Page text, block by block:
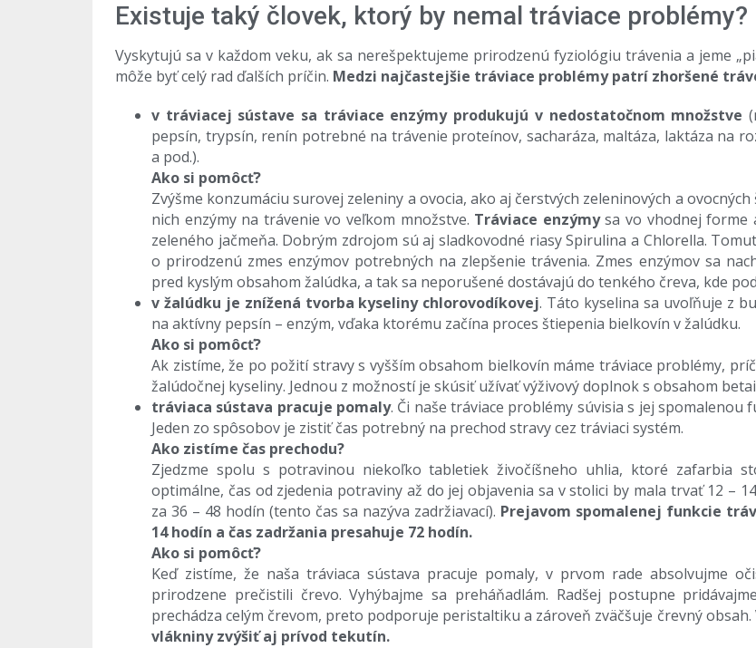
Existuje taký človek, ktorý by nemal tráviace problémy?
Vyskytujú sa v každom veku, ak sa nerešpektujeme prirodzenú fyziológiu trávenia a jeme
môže byť celý rad ďalších príčin. Medzi najčastejšie tráviace problémy patrí zhoršené
v tráviacej sústave sa tráviace enzýmy produkujú v nedostatočnom množstve
pepsín, trypsín, renín potrebné na trávenie proteínov, sacharáza, maltáza, laktáza na
a pod.).
Ako si pomôcť?
Zvýšme konzumáciu surovej zeleniny a ovocia, ako aj čerstvých zeleninových a
nich enzýmy na trávenie vo veľkom množstve. Tráviace enzýmysa vo vhodnej forme
zeleného jačmeňa. Dobrým zdrojom sú aj sladkovodné riasy Spirulina a Chlorella.
o prirodzenú zmes enzýmov potrebných na zlepšenie trávenia. Zmes enzýmov sa
pred kyslým obsahom žalúdka, a tak sa neporušené dostávajú do tenkého čreva, kde
v žalúdku je znížená tvorba kyseliny chlorovodíkovej. Táto kyselina sa uvoľňuje z
na aktívny pepsín – enzým, vďaka ktorému začína proces štiepenia bielkovín v žalúdku.
Ako si pomôcť?
Ak zistíme, že po požití stravy s vyšším obsahom bielkovín máme tráviace problémy,
žalúdočnej kyseliny. Jednou z možností je skúsiť užívať výživový doplnok s obsahom
tráviaca sústava pracuje pomaly. Či naše tráviace problémy súvisia s jej
Jeden zo spôsobov je zistiť čas potrebný na prechod stravy cez tráviaci systém.
Ako zistíme čas prechodu?
Zjedzme spolu s potravinou niekoľko tabletiek živočíšneho uhlia, ktoré zafarbia
optimálne, čas od zjedenia potraviny až do jej objavenia sa v stolici by mala trvať 12 –
za 36 – 48 hodín (tento čas sa nazýva zadržiavací). Prejavom spomalenej funkcie
14 hodín a čas zadržania presahuje 72 hodín.
Ako si pomôcť?
Keď zistíme, že naša tráviaca sústava pracuje pomaly, v prvom rade absolvujme
prirodzene prečistili črevo. Vyhýbajme sa preháňadlám. Radšej postupne
prechádza celým črevom, preto podporuje peristaltiku a zároveň zväčšuje črevný obsah.
vlákniny zvýšiť aj prívod tekutín.